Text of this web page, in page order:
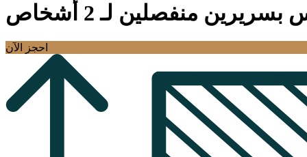
منفصلين لـ 2 أشخاص
احجز الآن